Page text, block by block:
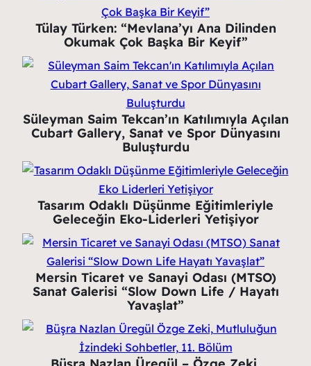
Tülay Türken: “Mevlana’yı Ana Dilinden
Okumak Çok Başka Bir Keyif”
Süleyman Saim Tekcan’ın Katılımıyla Açılan
Cubart Gallery, Sanat ve Spor Dünyasını
Buluşturdu
Tasarım Odaklı Düşünme Eğitimleriyle
Geleceğin Eko-Liderleri Yetişiyor
Mersin Ticaret ve Sanayi Odası (MTSO)
Sanat Galerisi “Slow Down Life / Hayatı
Yavaşlat”